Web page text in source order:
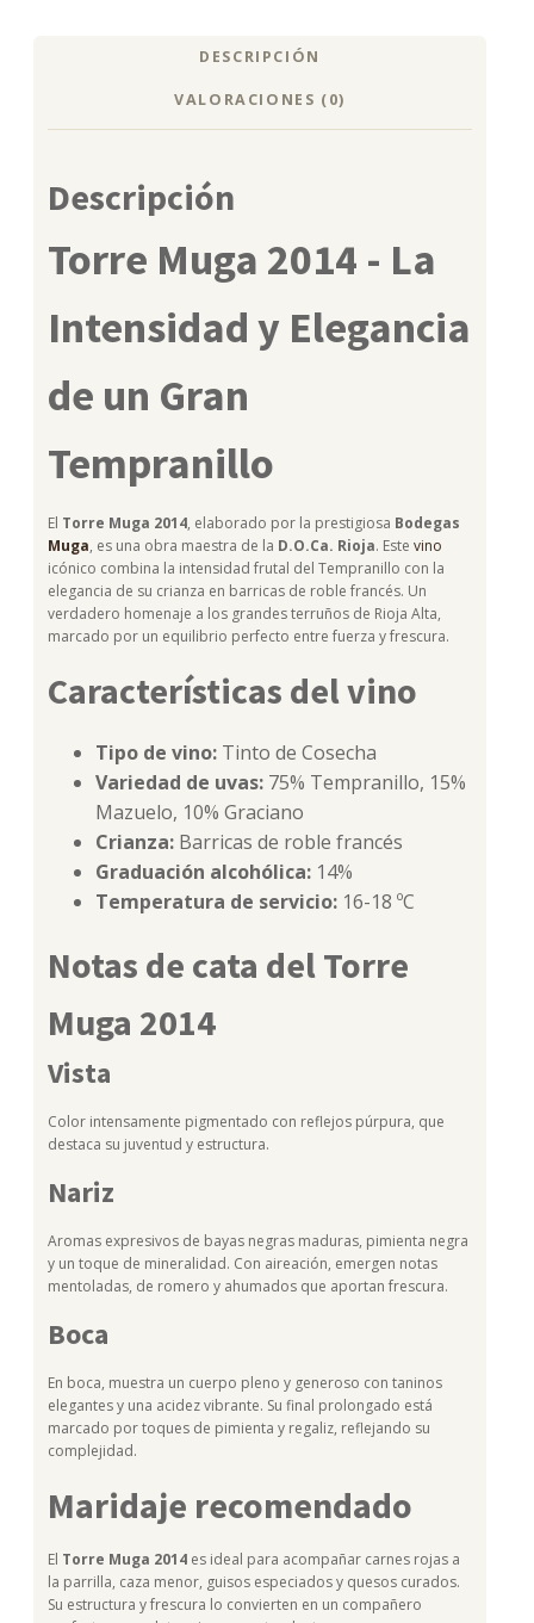
DESCRIPCIÓN
VALORACIONES (0)
Descripción
Torre Muga 2014 - La
Intensidad y Elegancia
de un Gran
Tempranillo
El Torre Muga 2014, elaborado por la prestigiosa Bodegas
Muga, es una obra maestra de la D.O.Ca. Rioja. Este vino
icónico combina la intensidad frutal del Tempranillo con la
elegancia de su crianza en barricas de roble francés. Un
verdadero homenaje a los grandes terruños de Rioja Alta,
marcado por un equilibrio perfecto entre fuerza y frescura.
Características del vino
Tipo de vino: Tinto de Cosecha
Variedad de uvas: 75% Tempranillo, 15%
Mazuelo, 10% Graciano
Crianza: Barricas de roble francés
Graduación alcohólica: 14%
Temperatura de servicio: 16-18 ºC
Notas de cata del Torre
Muga 2014
Vista
Color intensamente pigmentado con reflejos púrpura, que
destaca su juventud y estructura.
Nariz
Aromas expresivos de bayas negras maduras, pimienta negra
y un toque de mineralidad. Con aireación, emergen notas
mentoladas, de romero y ahumados que aportan frescura.
Boca
En boca, muestra un cuerpo pleno y generoso con taninos
elegantes y una acidez vibrante. Su final prolongado está
marcado por toques de pimienta y regaliz, reflejando su
complejidad.
Maridaje recomendado
El Torre Muga 2014 es ideal para acompañar carnes rojas a
la parrilla, caza menor, guisos especiados y quesos curados.
Su estructura y frescura lo convierten en un compañero